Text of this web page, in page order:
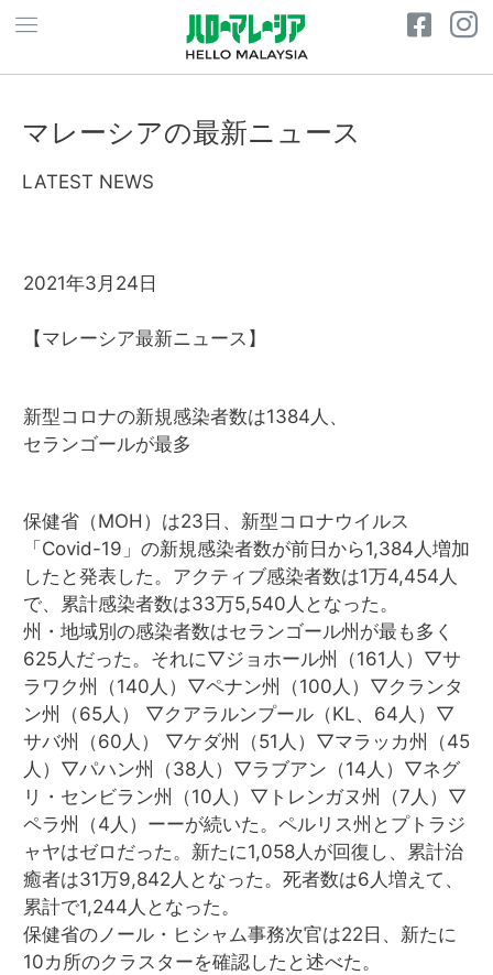
マレーシアの最新ニュース
LATEST NEWS
2021年3月24日
【マレーシア最新ニュース】
新型コロナの新規感染者数は1384人、
セランゴールが最多
保健省（MOH）は23日、新型コロナウイルス
「Covid-19」の新規感染者数が前日から1,384人増加
したと発表した。アクティブ感染者数は1万4,454人
で、累計感染者数は33万5,540人となった。
州・地域別の感染者数はセランゴール州が最も多く
625人だった。それに▽ジョホール州（161人）▽サ
ラワク州（140人）▽ペナン州（100人）▽クランタ
ン州（65人） ▽クアラルンプール（KL、64人）▽
サバ州（60人） ▽ケダ州（51人）▽マラッカ州（45
人）▽パハン州（38人）▽ラブアン（14人）▽ネグ
リ・センビラン州（10人）▽トレンガヌ州（7人）▽
ペラ州（4人）ーーが続いた。ペルリス州とプトラジ
ャヤはゼロだった。新たに1,058人が回復し、累計治
癒者は31万9,842人となった。死者数は6人増えて、
累計で1,244人となった。
保健省のノール・ヒシャム事務次官は22日、新たに
10カ所のクラスターを確認したと述べた。